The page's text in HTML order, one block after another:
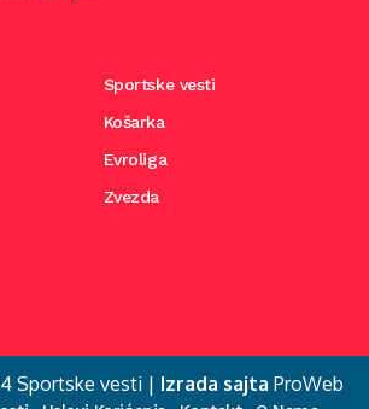
Sportske vesti
Košarka
Evroliga
Zvezda
Sportske vesti | Izrada sajta ProWeb